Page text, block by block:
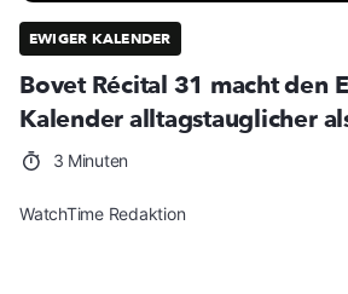
EWIGER KALENDER
Bovet Récital 31 macht den
Kalender alltagstauglicher
3 Minuten
WatchTime Redaktion